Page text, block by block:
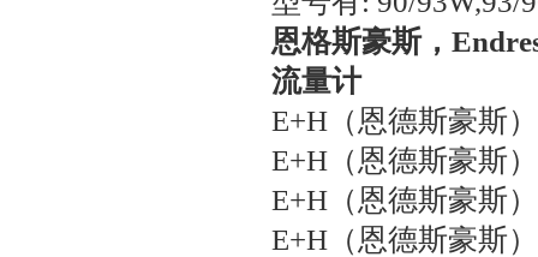
恩格斯豪斯，
流量计
E+H（恩德斯豪斯
E+H（恩德斯豪斯
E+H（恩德斯豪斯
E+H（恩德斯豪斯